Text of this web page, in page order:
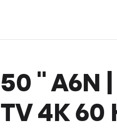
50 '' A6N
TV 4K 60